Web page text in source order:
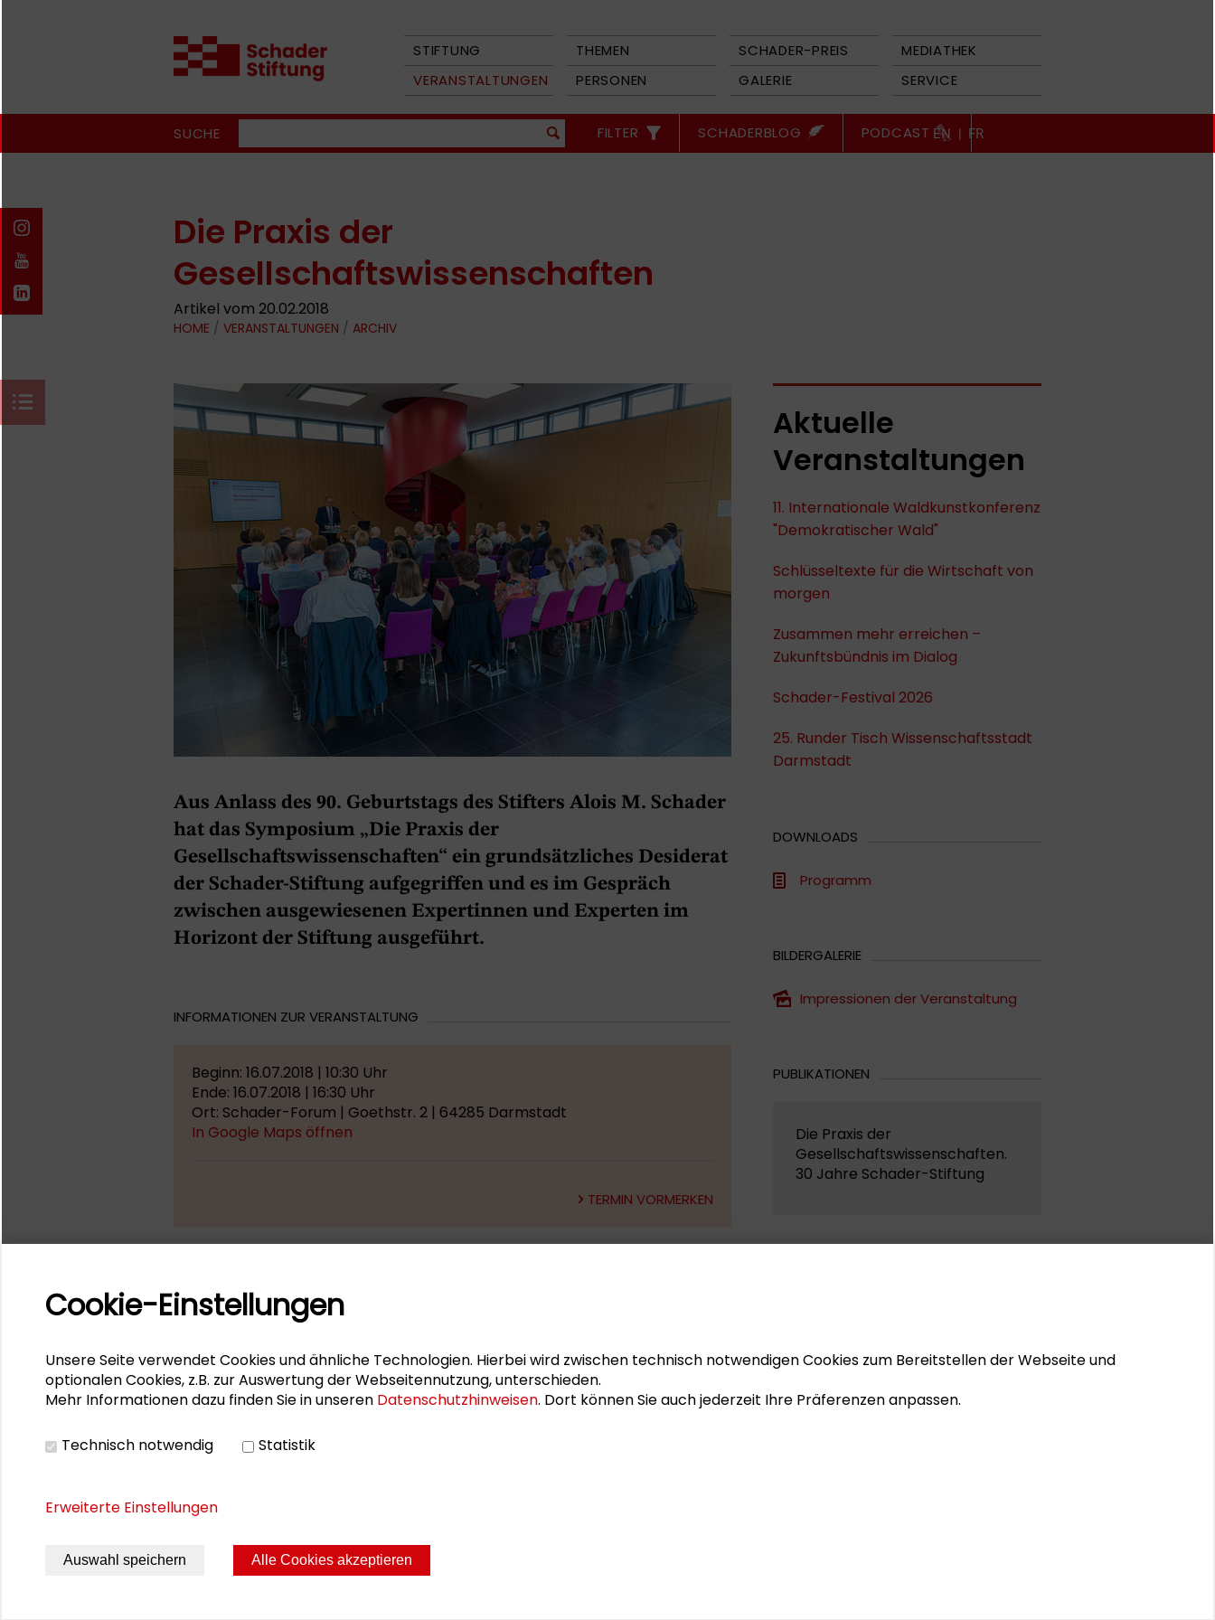
STIFTUNG THEMEN SCHADER-PREIS
MEDIATHEK
VERANSTALTUNGEN
PERSONEN GALERIE SERVICE
SUCHE FILTER SCHADERBLOG PODCAST EN | FR
Die Praxis der
Gesellschaftswissenschaften
Artikel vom 20.02.2018
HOME / VERANSTALTUNGEN / ARCHIV
Aus Anlass des 90. Geburtstags des Stifters Alois M. Schader
hat das Symposium „Die Praxis der
Gesellschaftswissenschaften“ ein grundsätzliches Desiderat
der Schader-Stiftung aufgegriffen und es im Gespräch
zwischen ausgewiesenen Expertinnen und Experten im
Horizont der Stiftung ausgeführt.
INFORMATIONEN ZUR VERANSTALTUNG
Beginn: 16.07.2018 | 10:30 Uhr
Ende: 16.07.2018 | 16:30 Uhr
Ort: Schader-Forum | Goethstr. 2 | 64285 Darmstadt
In Google Maps öffnen
TERMIN VORMERKEN
Symposium
Gesellschaftswissenschaften durch Impulse und Gespräche
debattiert. Es ist eine erweiterte Publikation geplant, die zum 30.
Gründungsjahr der Stiftung erscheinen soll.
Aktuelle
Veranstaltungen
11. Internationale Waldkunstkonferenz
"Demokratischer Wald"
Schlüsseltexte für die Wirtschaft von
morgen
Zusammen mehr erreichen –
Zukunftsbündnis im Dialog
Schader-Festival 2026
25. Runder Tisch Wissenschaftsstadt
Darmstadt
DOWNLOADS
Programm
BILDERGALERIE
Impressionen der Veranstaltung
PUBLIKATIONEN
Die Praxis der
Gesellschaftswissenschaften.
30 Jahre Schader-Stiftung
Seite drucken Sitemap Impressum
Cookie-Einstellungen
Unsere Seite verwendet Cookies und ähnliche Technologien. Hierbei wird zwischen technisch notwendigen Cookies zum Bereitstellen der Webseite und
optionalen Cookies, z.B. zur Auswertung der Webseitennutzung, unterschieden.
Mehr Informationen dazu finden Sie in unseren Datenschutzhinweisen. Dort können Sie auch jederzeit Ihre Präferenzen anpassen.
Technisch notwendig Statistik
Erweiterte Einstellungen
Auswahl speichern Alle Cookies akzeptieren